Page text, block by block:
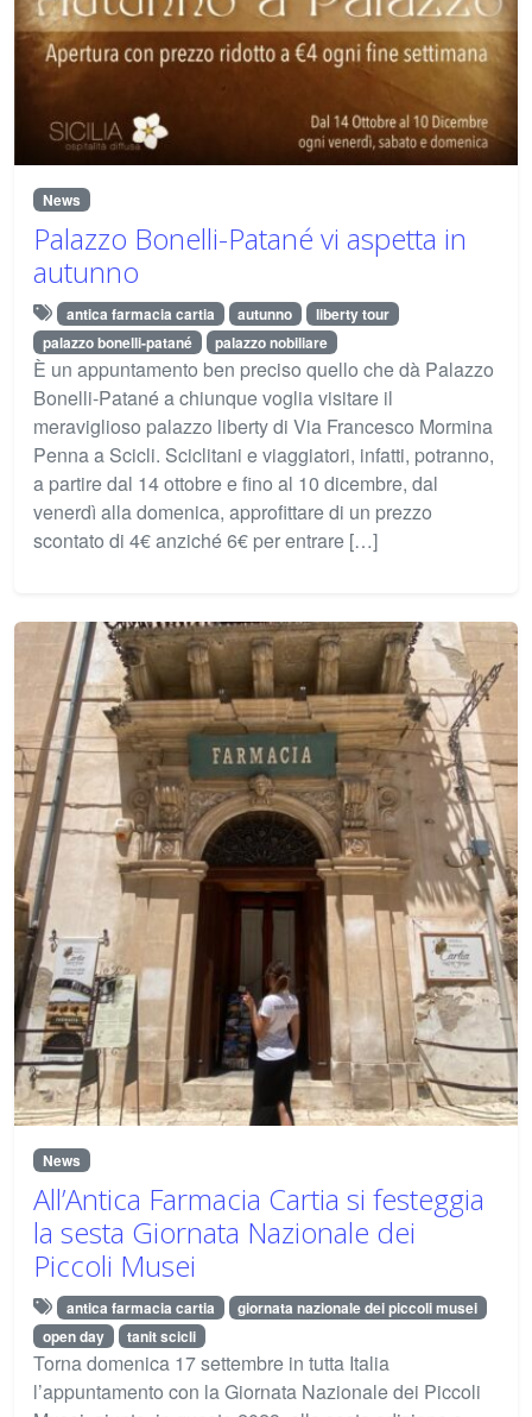
News
Palazzo Bonelli-Patané vi aspetta in
autunno
antica farmacia cartia autunno
liberty tour
palazzo bonelli-patané
palazzo nobiliare
È un appuntamento ben preciso quello che dà Palazzo
Bonelli-Patané a chiunque voglia visitare il
meraviglioso palazzo liberty di Via Francesco Mormina
Penna a Scicli. Sciclitani e viaggiatori, infatti, potranno,
a partire dal 14 ottobre e fino al 10 dicembre, dal
venerdì alla domenica, approfittare di un prezzo
scontato di 4€ anziché 6€ per entrare […]
News
All’Antica Farmacia Cartia si festeggia
la sesta Giornata Nazionale dei
Piccoli Musei
antica farmacia cartia
giornata nazionale dei piccoli musei
open day
tanit scicli
Torna domenica 17 settembre in tutta Italia
l’appuntamento con la Giornata Nazionale dei Piccoli